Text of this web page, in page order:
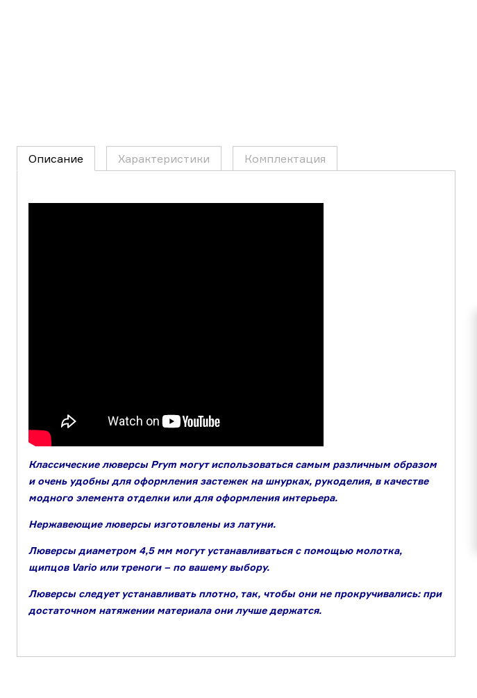
Описание Характеристики Комплектация
Классические люверсы Prym могут использоваться самым различным образом
и очень удобны для оформления застежек на шнурках, рукоделия, в качестве
модного элемента отделки или для оформления интерьера.
Нержавеющие люверсы изготовлены из латуни.
Люверсы диаметром 4,5 мм могут устанавливаться с помощью молотка,
щипцов Vario или треноги – по вашему выбору.
Люверсы следует устанавливать плотно, так, чтобы они не прокручивались: при
достаточном натяжении материала они лучше держатся.